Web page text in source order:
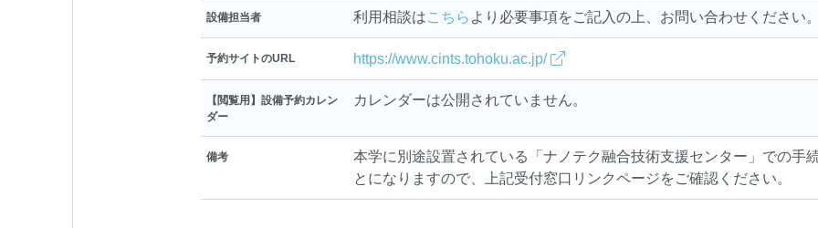
設備担当者 利用相談はこちら より必要事項をご記入の上、お問い合わせください。
予約サイトのURL https://www.cints.tohoku.ac.jp/
【閲覧用】設備予約カレン
ダー
カレンダーは公開されていません。
備考
本学に別途設置されている「ナノテク融合技術支援センター」での手
とになりますので、上記受付窓口リンクページをご確認ください。